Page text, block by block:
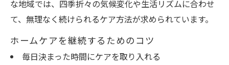
な地域では、四季折々の気候変化や生活リズムに合わせ
て、無理なく続けられるケア方法が求められています。
ホームケアを継続するためのコツ
毎日決まった時間にケアを取り入れる